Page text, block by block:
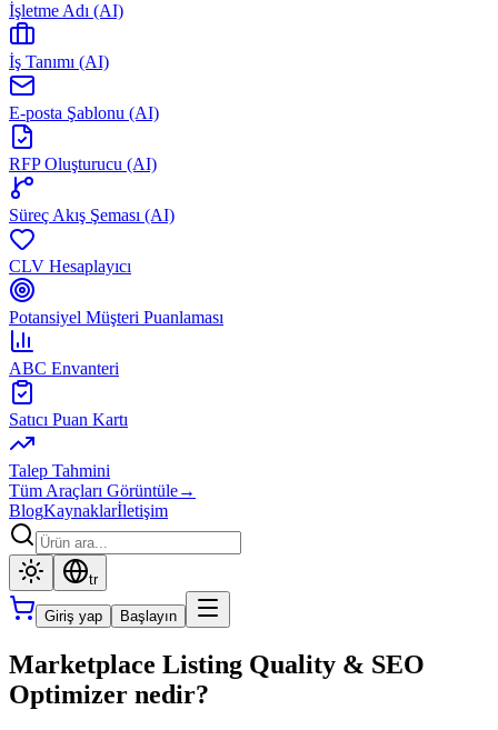
İşletme Adı (AI)
İş Tanımı (AI)
E-posta Şablonu (AI)
RFP Oluşturucu (AI)
Süreç Akış Şeması (AI)
CLV Hesaplayıcı
Potansiyel Müşteri Puanlaması
ABC Envanteri
Satıcı Puan Kartı
Talep Tahmini
Tüm Araçları Görüntüle→
BlogKaynaklarİletişim
tr
Giriş yap Başlayın
Marketplace Listing Quality & SEO
Optimizer nedir?